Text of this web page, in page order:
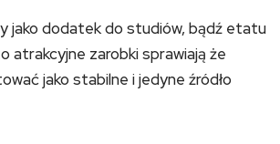
jako dodatek do studiów, bądź etatu
atrakcyjne zarobki sprawiają że
jako stabilne i jedyne źródło